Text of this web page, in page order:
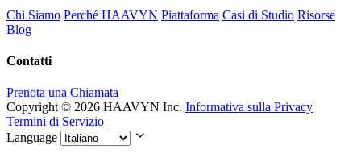
Chi Siamo Perché HAAVYN Piattaforma Casi di Studio Risorse
Blog
Contatti
Prenota una Chiamata
Copyright © 2026 HAAVYN Inc. Informativa sulla Privacy
Termini di Servizio
Language